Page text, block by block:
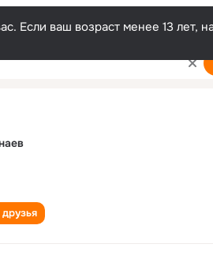
Если ваш возраст менее 13 лет,